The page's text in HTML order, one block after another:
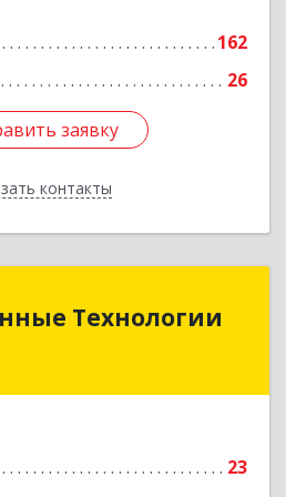
162
26
заявку
контакты
заявку
Назад
Технологии
23
Технологии
обл, Южно-Сахалинск г,